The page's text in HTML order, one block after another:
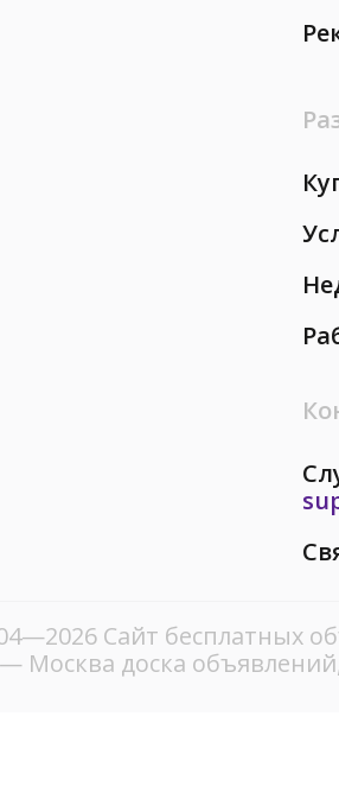
Сайт бесплатных
— Москва доска